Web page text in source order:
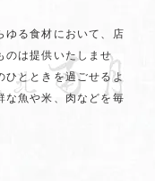
ゆる食材において、店
のは提供いたしませ
ひとときを過ごせるよ
な魚や米、肉などを毎